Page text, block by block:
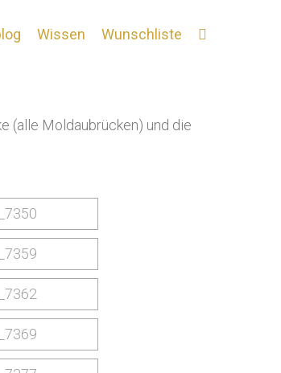
Wissen Wunschliste
(alle Moldaubrücken) und die